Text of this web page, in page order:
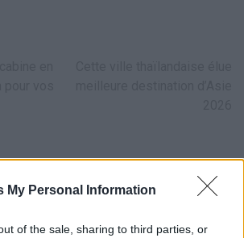
My Personal Information
of the sale, sharing to third parties, or